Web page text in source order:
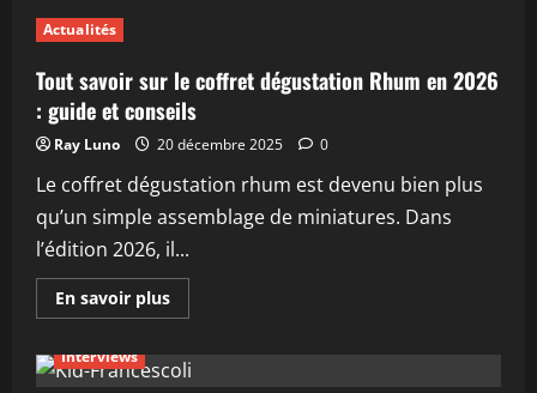
la
rhinoplastie
ultrasonique
:
les
innovations
chirurgie
esthétique
en
2026
Actualités
Tout savoir sur le coffret dégustation Rhum en 2026
: guide et conseils
Ray Luno 20 décembre 2025 0
Le coffret dégustation rhum est devenu bien plus
qu’un simple assemblage de miniatures. Dans
l’édition 2026, il...
En savoir plusEn
savoir
Tout
savoir
Interviews